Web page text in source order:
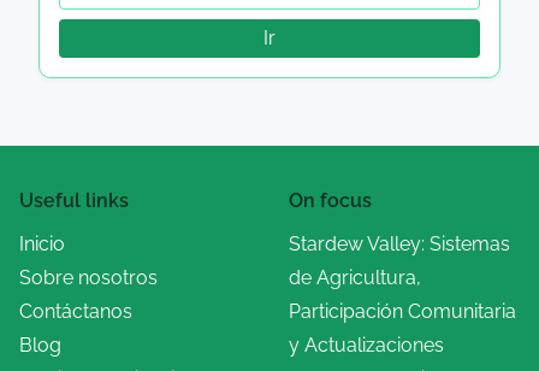
Ir
Useful links
Inicio
Sobre nosotros
Contáctanos
Blog
On focus
Stardew Valley: Sistemas
de Agricultura,
Participación Comunitaria
y Actualizaciones